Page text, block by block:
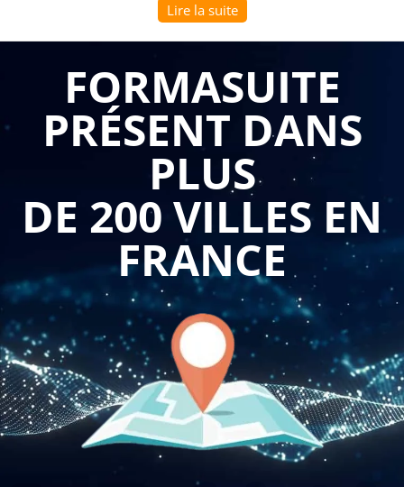
C'est dans cette optique qu'une formation spécialisée sur le
thème "Élaborer des dossiers de presse performants" offre de
nombreux avantages pour les professionnels B to B.
Premièrement, une formation sur l'élaboration de dossiers de
presse performants permet aux professionnels B to B de
comprendre les principes fondamentaux de la
communication avec les médias. Ils apprennent à cibler les
médias appropriés pour leur entreprise, à identifier les
angles d'histoire pertinents et à rédiger des communiqués de
presse percutants. En développant ces compétences, ils
peuvent générer une couverture médiatique positive et
renforcer la notoriété de leur entreprise auprès du public et
des parties prenantes.
Deuxièmement, cette formation permet aux professionnels de
maîtriser les techniques de rédaction journalistique. Ils
apprennent à captiver l'attention des journalistes, à
structurer leur message de manière claire et concise, et à
Lire la suite
FORMASUITE
PRÉSENT DANS
PLUS
DE 200 VILLES EN
FRANCE